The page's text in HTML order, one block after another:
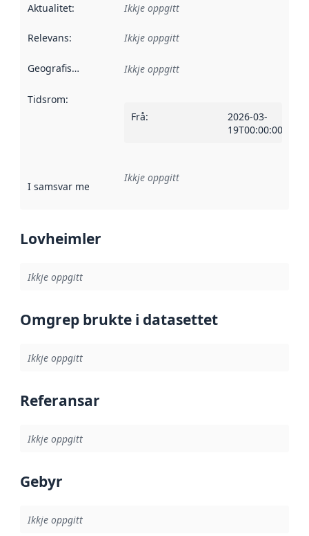
Aktualitet: Ikkje oppgitt
Relevans: Ikkje oppgitt
Geografisk område Ikkje oppgitt
Tidsrom:
Frå:
2026-03-
19T00:00:00Z
I samsvar med Referanse til ei implementeringsregel eller
Ikkje oppgitt
Lovheimler
Ikkje oppgitt
Omgrep brukte i datasettet
Ikkje oppgitt
Referansar
Ikkje oppgitt
Gebyr
Ikkje oppgitt